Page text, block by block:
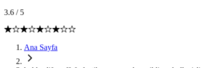
3.6 / 5
Ana Sayfa